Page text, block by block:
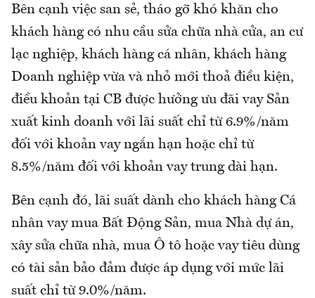
Bên cạnh việc san sẻ, tháo gỡ khó khăn cho
khách hàng có nhu cầu sửa chữa nhà cửa, an cư
lạc nghiệp, khách hàng cá nhân, khách hàng
Doanh nghiệp vừa và nhỏ mới thoả điều kiện,
điều khoản tại CB được hưởng ưu đãi vay Sản
xuất kinh doanh với lãi suất chỉ từ 6.9%/năm
đối với khoản vay ngắn hạn hoặc chỉ từ
8.5%/năm đối với khoản vay trung dài hạn.
Bên cạnh đó, lãi suất dành cho khách hàng Cá
nhân vay mua Bất Động Sản, mua Nhà dự án,
xây sửa chữa nhà, mua Ô tô hoặc vay tiêu dùng
có tài sản bảo đảm được áp dụng với mức lãi
suất chỉ từ 9.0%/năm.